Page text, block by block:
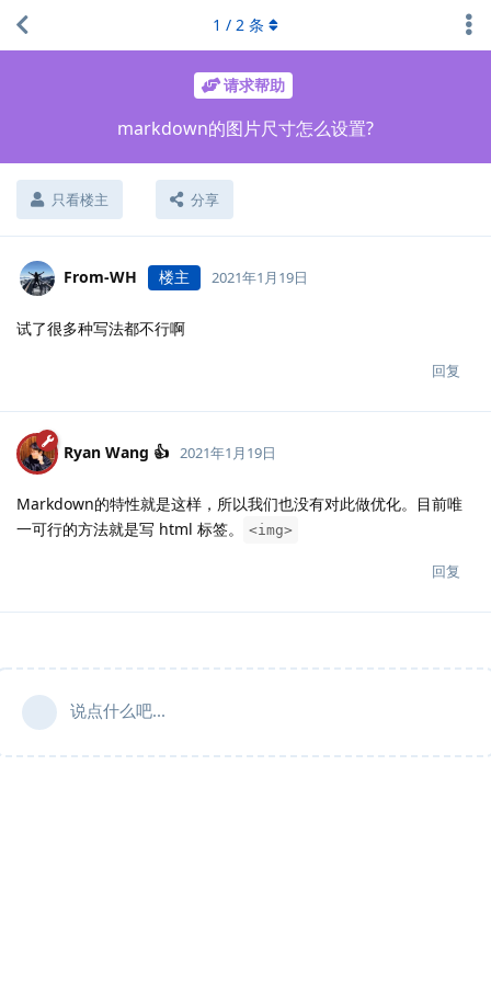
请求帮助
markdown的图片尺寸怎么设置?
只看楼主 分享
1 / 2 条
From-WH 楼主 2021年1月19日
试了很多种写法都不行啊
回复
Ryan Wang 👍 2021年1月19日
Markdown的特性就是这样，所以我们也没有对此做优化。目前唯
一可行的方法就是写 html 标签。
<img>
回复
说点什么吧...